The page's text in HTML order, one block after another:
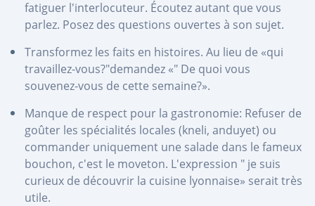
fatiguer l'interlocuteur. Écoutez autant que vous
parlez. Posez des questions ouvertes à son sujet.
Transformez les faits en histoires. Au lieu de «qui
travaillez-vous?"demandez «" De quoi vous
souvenez-vous de cette semaine?».
Manque de respect pour la gastronomie: Refuser de
goûter les spécialités locales (kneli, anduyet) ou
commander uniquement une salade dans le fameux
bouchon, c'est le moveton. L'expression " je suis
curieux de découvrir la cuisine lyonnaise» serait très
utile.